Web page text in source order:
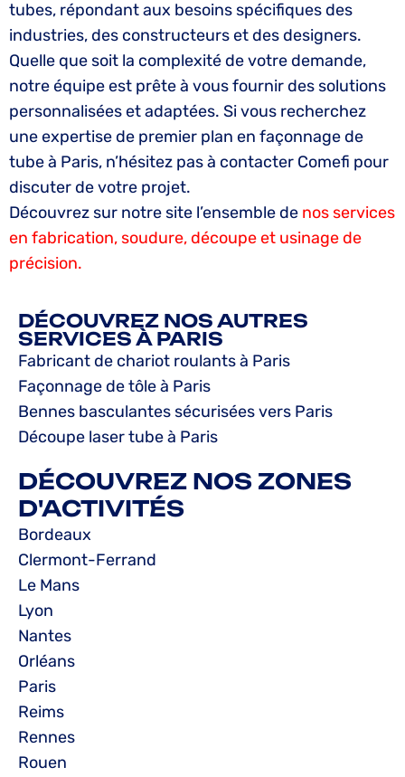
tubes, répondant aux besoins spécifiques des
industries, des constructeurs et des designers.
Quelle que soit la complexité de votre demande,
notre équipe est prête à vous fournir des solutions
personnalisées et adaptées. Si vous recherchez
une expertise de premier plan en façonnage de
tube à Paris, n’hésitez pas à contacter Comefi pour
discuter de votre projet.
Découvrez sur notre site l’ensemble de nos services
en fabrication, soudure, découpe et usinage de
précision.
DÉCOUVREZ NOS AUTRES
SERVICES À PARIS
Fabricant de chariot roulants à Paris
Façonnage de tôle à Paris
Bennes basculantes sécurisées vers Paris
Découpe laser tube à Paris
DÉCOUVREZ NOS ZONES
D'ACTIVITÉS
Bordeaux
Clermont-Ferrand
Le Mans
Lyon
Nantes
Orléans
Paris
Reims
Rennes
Rouen